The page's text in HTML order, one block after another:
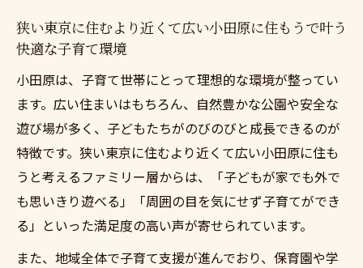
狭い東京に住むより近くて広い小田原に住もうで叶う
快適な子育て環境
小田原は、子育て世帯にとって理想的な環境が整ってい
ます。広い住まいはもちろん、自然豊かな公園や安全な
遊び場が多く、子どもたちがのびのびと成長できるのが
特徴です。狭い東京に住むより近くて広い小田原に住も
うと考えるファミリー層からは、「子どもが家でも外で
も思いきり遊べる」「周囲の目を気にせず子育てができ
る」といった満足度の高い声が寄せられています。
また、地域全体で子育て支援が進んでおり、保育園や学